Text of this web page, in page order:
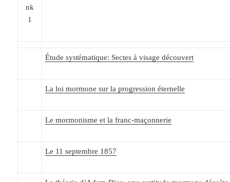
Étude systématique: Sectes à visage découvert
La loi mormone sur la progression éternelle
Le mormonisme et la franc-maçonnerie
Le 11 septembre 1857